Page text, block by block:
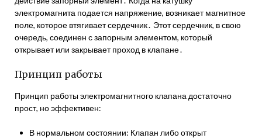
электромагнита подается напряжение, возникает магнитное
поле, которое втягивает сердечник․ Этот сердечник, в свою
очередь, соединен с запорным элементом, который
открывает или закрывает проход в клапане․
Принцип работы
Принцип работы электромагнитного клапана достаточно
прост, но эффективен:
В нормальном состоянии: Клапан либо открыт